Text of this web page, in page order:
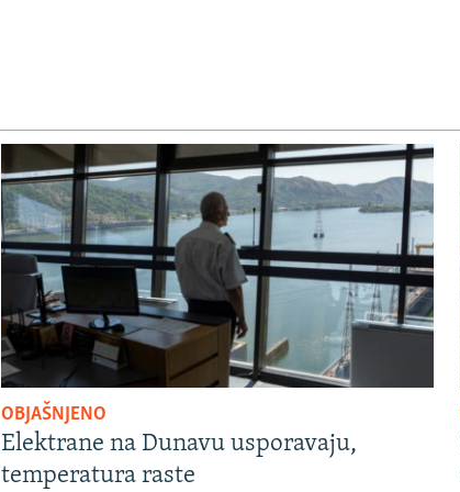
OBJAŠNJENO
Elektrane na Dunavu usporavaju,
temperatura raste